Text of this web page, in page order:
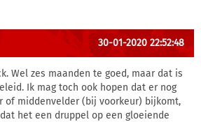
30-01-2020 22:52:48
Wel zes maanden te goed, maar dat is
Ik mag toch ook hopen dat er nog
of middenvelder (bij voorkeur) bijkomt,
het een druppel op een gloeiende